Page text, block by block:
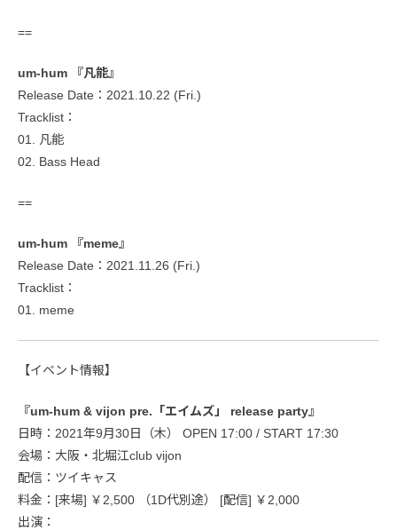
==
um-hum 『凡能』
Release Date：2021.10.22 (Fri.)
Tracklist：
01. 凡能
02. Bass Head
==
um-hum 『meme』
Release Date：2021.11.26 (Fri.)
Tracklist：
01. meme
【イベント情報】
『um-hum & vijon pre.「エイムズ」 release party』
日時：2021年9月30日（木） OPEN 17:00 / START 17:30
会場：大阪・北堀江club vijon
配信：ツイキャス
料金：[来場] ￥2,500 （1D代別途） [配信] ￥2,000
出演：